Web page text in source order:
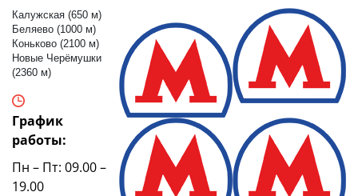
Калужская (650 м)
Беляево (1000 м)
Коньково (2100 м)
Новые Черёмушки
(2360 м)
График
работы:
Пн – Пт: 09.00 –
19.00